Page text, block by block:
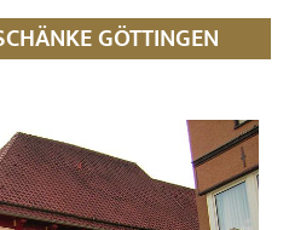
GÖTTINGEN